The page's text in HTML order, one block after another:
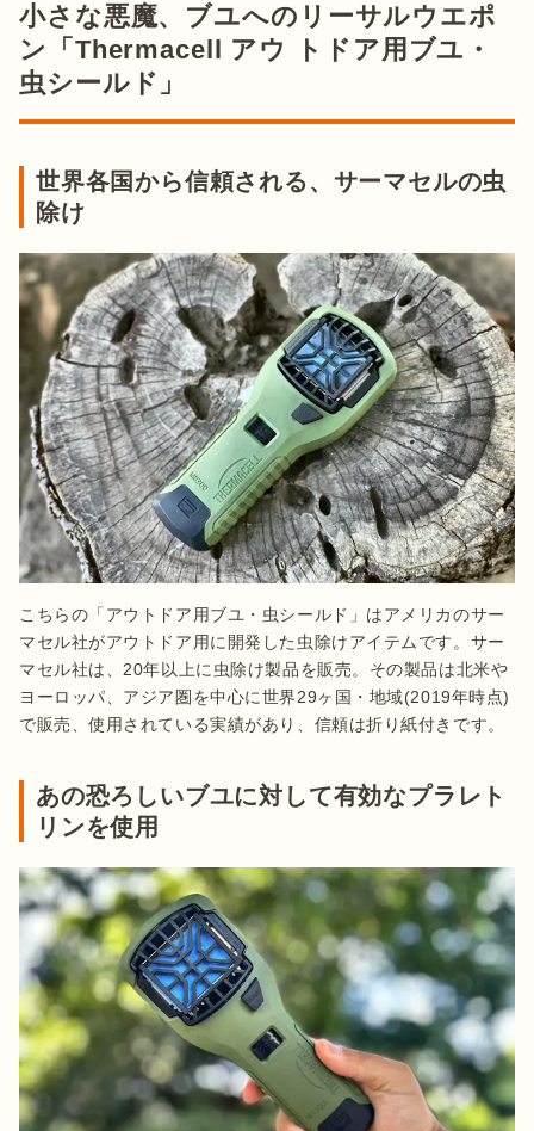
小さな悪魔、ブユへのリーサルウエポ
ン「Thermacell アウ トドア用ブユ・
虫シールド」
世界各国から信頼される、サーマセルの虫
除け
こちらの「アウトドア用ブユ・虫シールド」はアメリカのサー
マセル社がアウトドア用に開発した虫除けアイテムです。サー
マセル社は、20年以上に虫除け製品を販売。その製品は北米や
ヨーロッパ、アジア圏を中心に世界29ヶ国・地域(2019年時点)
で販売、使用されている実績があり、信頼は折り紙付きです。
あの恐ろしいブユに対して有効なプラレト
リンを使用